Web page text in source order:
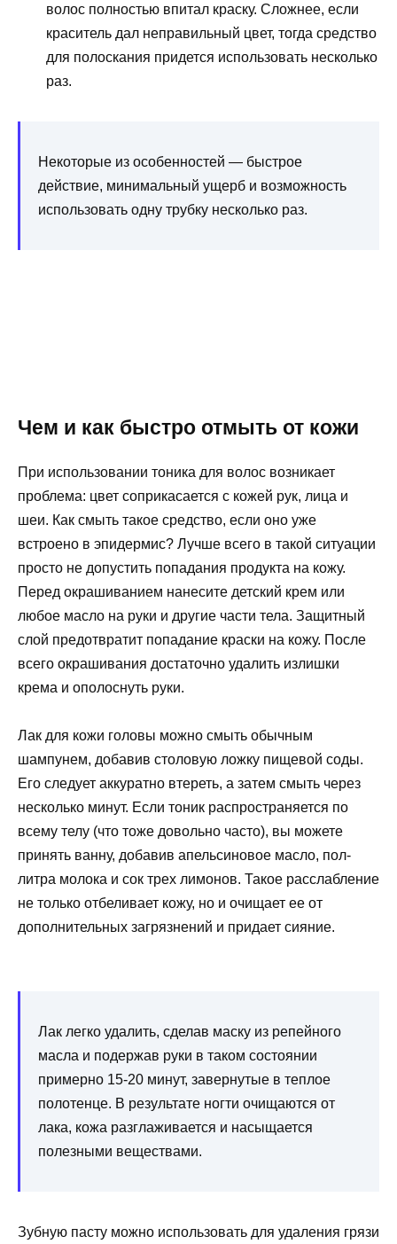
волос полностью впитал краску. Сложнее, если
краситель дал неправильный цвет, тогда средство
для полоскания придется использовать несколько
раз.
Некоторые из особенностей — быстрое
действие, минимальный ущерб и возможность
использовать одну трубку несколько раз.
Чем и как быстро отмыть от кожи
При использовании тоника для волос возникает
проблема: цвет соприкасается с кожей рук, лица и
шеи. Как смыть такое средство, если оно уже
встроено в эпидермис? Лучше всего в такой ситуации
просто не допустить попадания продукта на кожу.
Перед окрашиванием нанесите детский крем или
любое масло на руки и другие части тела. Защитный
слой предотвратит попадание краски на кожу. После
всего окрашивания достаточно удалить излишки
крема и ополоснуть руки.
Лак для кожи головы можно смыть обычным
шампунем, добавив столовую ложку пищевой соды.
Его следует аккуратно втереть, а затем смыть через
несколько минут. Если тоник распространяется по
всему телу (что тоже довольно часто), вы можете
принять ванну, добавив апельсиновое масло, пол-
литра молока и сок трех лимонов. Такое расслабление
не только отбеливает кожу, но и очищает ее от
дополнительных загрязнений и придает сияние.
Лак легко удалить, сделав маску из репейного
масла и подержав руки в таком состоянии
примерно 15-20 минут, завернутые в теплое
полотенце. В результате ногти очищаются от
лака, кожа разглаживается и насыщается
полезными веществами.
Зубную пасту можно использовать для удаления грязи